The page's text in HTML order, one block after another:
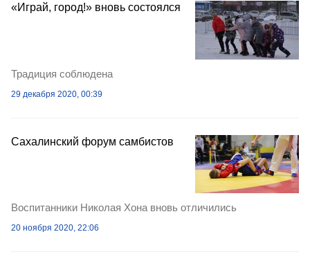
«Играй, город!» вновь состоялся
Традиция соблюдена
29 декабря 2020, 00:39
Сахалинский форум самбистов
Воспитанники Николая Хона вновь отличились
20 ноября 2020, 22:06